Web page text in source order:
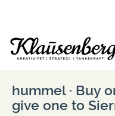
hummel · Buy
give one to